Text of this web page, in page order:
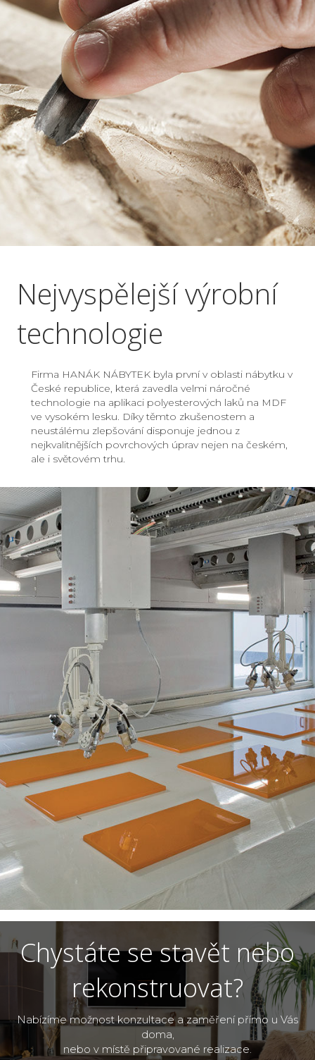
Nejvyspělejší výrobní
technologie
Firma HANÁK NÁBYTEK byla první v oblasti nábytku v
České republice, která zavedla velmi náročné
technologie na aplikaci polyesterových laků na MDF
ve vysokém lesku. Díky těmto zkušenostem a
neustálému zlepšování disponuje jednou z
nejkvalitnějších povrchových úprav nejen na českém,
ale i světovém trhu.
Chystáte se stavět nebo
rekonstruovat?
Nabízíme možnost konzultace a zaměření přímo u Vás
doma,
nebo v místě připravované realizace.